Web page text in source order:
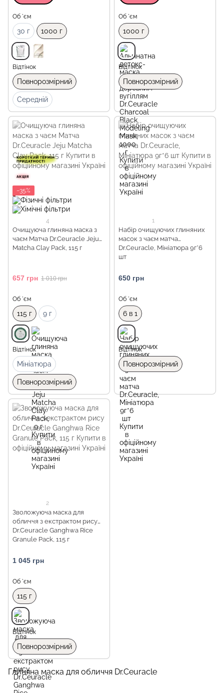
Об `єм
30 г 1000 г
Відтінок
Повнорозмірний
Середній
Об `єм
1000 г
Відтінок
Повнорозмірний
−35%
4
Очищуюча глиняна маска з
чаєм Матча Dr.Ceuracle Jeju
Matcha Clay Pack, 115 г
657 грн 1 010 грн
Об `єм
115 г 9 г
Відтінок
Мініатюра
Повнорозмірний
1
Набір очищуючих глиняних
масок з чаєм матча
Dr.Ceuracle, Мініатюра 9г*6
шт
650 грн
Об `єм
6 в 1
Відтінок
Повнорозмірний
2
Зволожуюча маска для
обличчя з екстрактом рису
Dr.Ceuracle Ganghwa Rice
Granule Pack, 115 г
1 045 грн
Об `єм
115 г
Відтінок
Повнорозмірний
Глиняна маска для обличчя Dr.Ceuracle